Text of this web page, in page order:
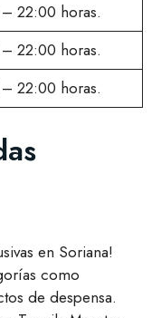
22:00 horas.
22:00 horas.
22:00 horas.
en Soriana!
como
de despensa.